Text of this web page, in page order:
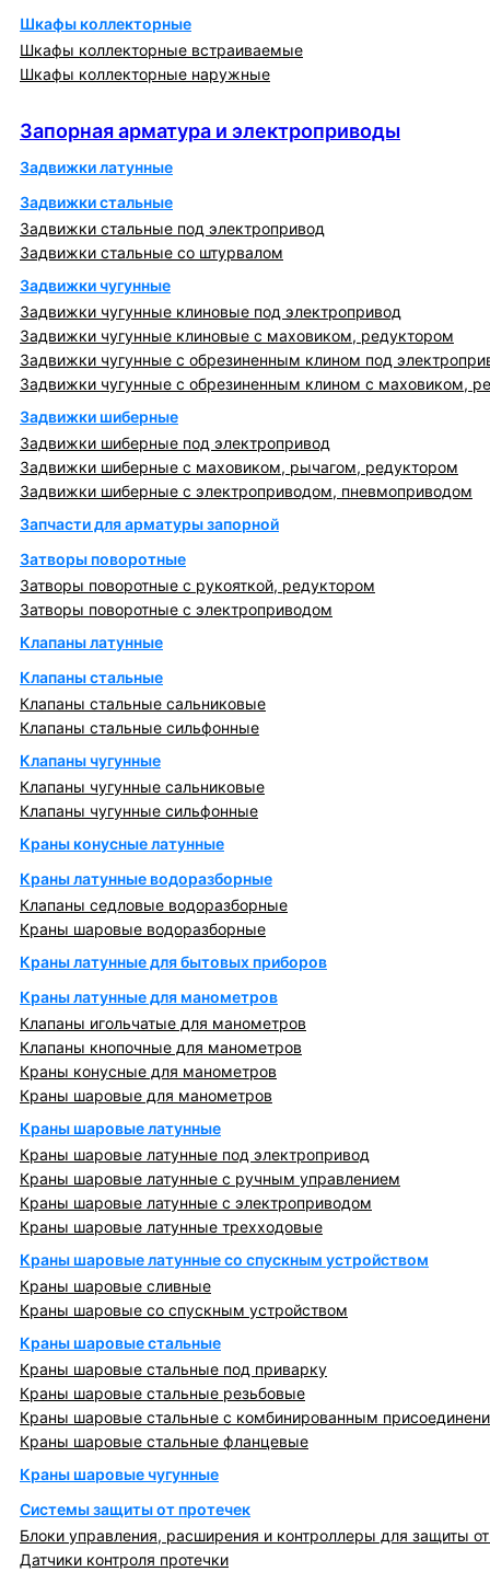
Шкафы коллекторные
Шкафы коллекторные встраиваемые
Шкафы коллекторные наружные
Запорная арматура и электроприводы
Задвижки латунные
Задвижки стальные
Задвижки стальные под электропривод
Задвижки стальные со штурвалом
Задвижки чугунные
Задвижки чугунные клиновые под электропривод
Задвижки чугунные клиновые с маховиком, редуктором
Задвижки чугунные с обрезиненным клином под
Задвижки чугунные с обрезиненным клином с маховиком,
Задвижки шиберные
Задвижки шиберные под электропривод
Задвижки шиберные с маховиком, рычагом, редуктором
Задвижки шиберные с электроприводом, пневмоприводом
Запчасти для арматуры запорной
Затворы поворотные
Затворы поворотные с рукояткой, редуктором
Затворы поворотные с электроприводом
Клапаны латунные
Клапаны стальные
Клапаны стальные сальниковые
Клапаны стальные сильфонные
Клапаны чугунные
Клапаны чугунные сальниковые
Клапаны чугунные сильфонные
Краны конусные латунные
Краны латунные водоразборные
Клапаны седловые водоразборные
Краны шаровые водоразборные
Краны латунные для бытовых приборов
Краны латунные для манометров
Клапаны игольчатые для манометров
Клапаны кнопочные для манометров
Краны конусные для манометров
Краны шаровые для манометров
Краны шаровые латунные
Краны шаровые латунные под электропривод
Краны шаровые латунные с ручным управлением
Краны шаровые латунные с электроприводом
Краны шаровые латунные трехходовые
Краны шаровые латунные со спускным устройством
Краны шаровые сливные
Краны шаровые со спускным устройством
Краны шаровые стальные
Краны шаровые стальные под приварку
Краны шаровые стальные резьбовые
Краны шаровые стальные с комбинированным
Краны шаровые стальные фланцевые
Краны шаровые чугунные
Системы защиты от протечек
Блоки управления, расширения и контроллеры для защиты
Датчики контроля протечки